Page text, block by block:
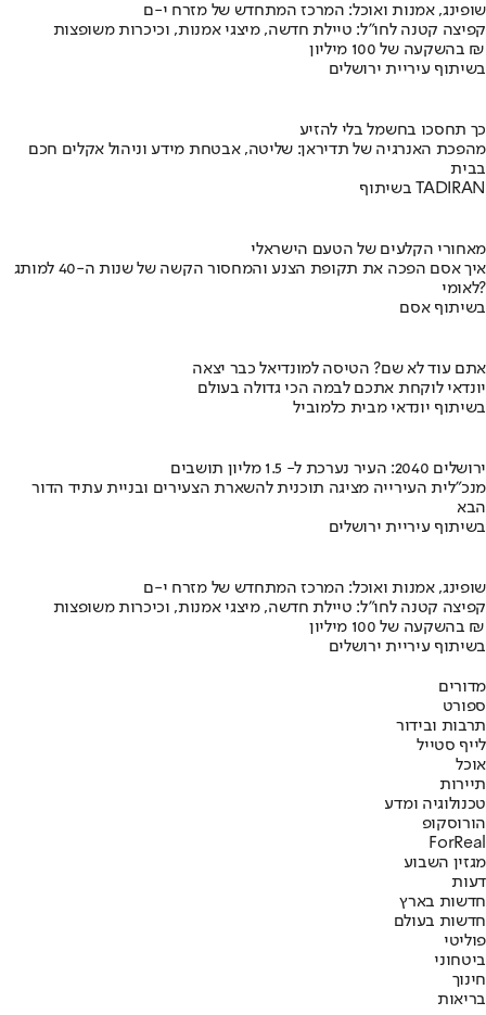
שופינג, אמנות ואוכל: המרכז המתחדש של מזרח י-ם
קפיצה קטנה לחו"ל: טיילת חדשה, מיצגי אמנות, וכיכרות משופצות
בהשקעה של 100 מיליון ₪
בשיתוף עיריית ירושלים
כך תחסכו בחשמל בלי להזיע
מהפכת האנרגיה של תדיראן: שליטה, אבטחת מידע וניהול אקלים חכם
בבית
בשיתוף TADIRAN
מאחורי הקלעים של הטעם הישראלי
איך אסם הפכה את תקופת הצנע והמחסור הקשה של שנות ה-40 למותג
לאומי?
בשיתוף אסם
אתם עוד לא שם? הטיסה למונדיאל כבר יצאה
יונדאי לוקחת אתכם לבמה הכי גדולה בעולם
בשיתוף יונדאי מבית כלמוביל
ירושלים 2040: העיר נערכת ל- 1.5 מליון תושבים
מנכ"לית העירייה מציגה תוכנית להשארת הצעירים ובניית עתיד הדור
הבא
בשיתוף עיריית ירושלים
שופינג, אמנות ואוכל: המרכז המתחדש של מזרח י-ם
קפיצה קטנה לחו"ל: טיילת חדשה, מיצגי אמנות, וכיכרות משופצות
בהשקעה של 100 מיליון ₪
בשיתוף עיריית ירושלים
מדורים
ספורט
תרבות ובידור
לייף סטייל
אוכל
תיירות
טכנולוגיה ומדע
הורוסקופ
ForReal
מגזין השבוע
דעות
חדשות בארץ
חדשות בעולם
פוליטי
ביטחוני
חינוך
בריאות